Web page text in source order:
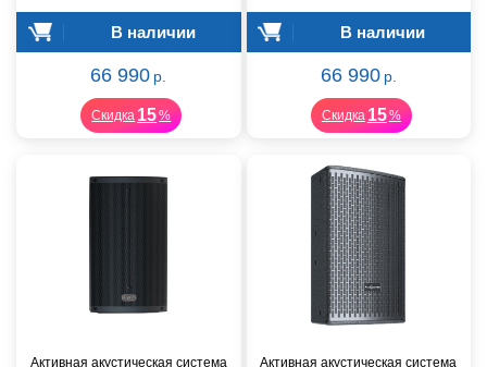
В наличии
66 990 р.
Скидка 15%
В наличии
66 990 р.
Скидка 15%
Активная акустическая система Активная акустическая система